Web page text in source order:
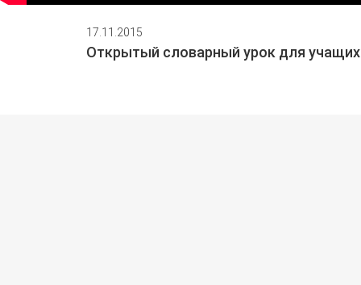
17.11.2015
Открытый словарный урок для